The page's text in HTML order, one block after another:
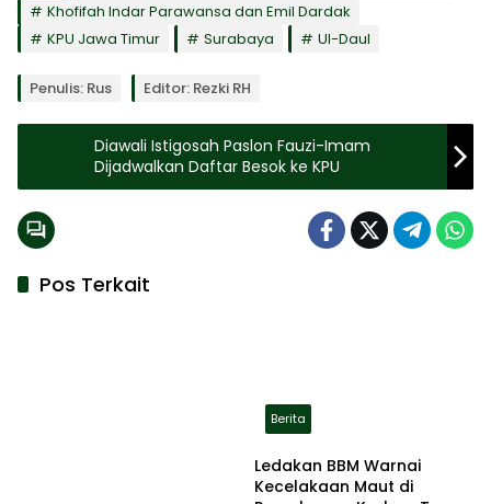
Khofifah Indar Parawansa dan Emil Dardak
KPU Jawa Timur
Surabaya Ul-Daul
Penulis: Rus Editor: Rezki RH
Diawali Istigosah Paslon Fauzi-Imam
Dijadwalkan Daftar Besok ke KPU
Pos Terkait
Berita
Ledakan BBM Warnai
Kecelakaan Maut di